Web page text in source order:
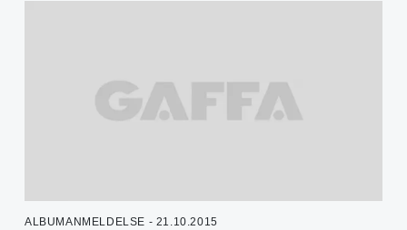
ALBUMANMELDELSE - 21.10.2015